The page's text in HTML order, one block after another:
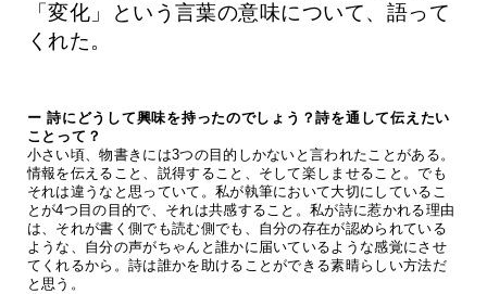
「変化」という言葉の意味について、語って
くれた。
ー 詩にどうして興味を持ったのでしょう？詩を通して伝えたい
ことって？
小さい頃、物書きには3つの目的しかないと言われたことがある。
情報を伝えること、説得すること、そして楽しませること。でも
それは違うなと思っていて。私が執筆において大切にしているこ
とが4つ目の目的で、それは共感すること。私が詩に惹かれる理由
は、それが書く側でも読む側でも、自分の存在が認められている
ような、自分の声がちゃんと誰かに届いているような感覚にさせ
てくれるから。詩は誰かを助けることができる素晴らしい方法だ
と思う。